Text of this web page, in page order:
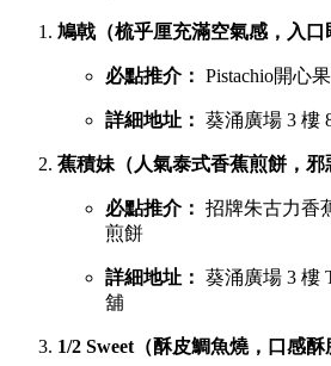
鳩戟（梳乎厘充滿空氣感，入口
必點推介： Pistachio開心
詳細地址： 葵涌廣場 3 樓
蕉積妹（人氣泰式香蕉煎餅，邪
必點推介： 招牌朱古力香
煎餅
詳細地址： 葵涌廣場 3 樓
舖
1/2 Sweet（酥皮鯛魚燒，口感酥